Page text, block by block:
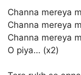
Channa mereya
Channa mereya
Channa mereya
O piya… (x2)